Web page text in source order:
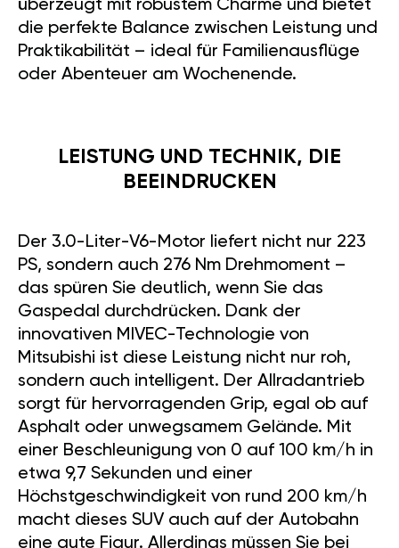
überzeugt mit robustem Charme und bietet
die perfekte Balance zwischen Leistung und
Praktikabilität – ideal für Familienausflüge
oder Abenteuer am Wochenende.
LEISTUNG UND TECHNIK, DIE
BEEINDRUCKEN
Der 3.0-Liter-V6-Motor liefert nicht nur 223
PS, sondern auch 276 Nm Drehmoment –
das spüren Sie deutlich, wenn Sie das
Gaspedal durchdrücken. Dank der
innovativen MIVEC-Technologie von
Mitsubishi ist diese Leistung nicht nur roh,
sondern auch intelligent. Der Allradantrieb
sorgt für hervorragenden Grip, egal ob auf
Asphalt oder unwegsamem Gelände. Mit
einer Beschleunigung von 0 auf 100 km/h in
etwa 9,7 Sekunden und einer
Höchstgeschwindigkeit von rund 200 km/h
macht dieses SUV auch auf der Autobahn
eine gute Figur. Allerdings müssen Sie bei